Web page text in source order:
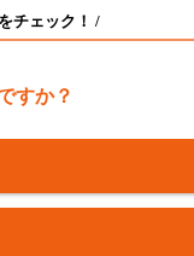
をチェック！ /
すか？